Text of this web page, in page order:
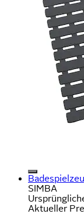
SIMBA
Aktueller